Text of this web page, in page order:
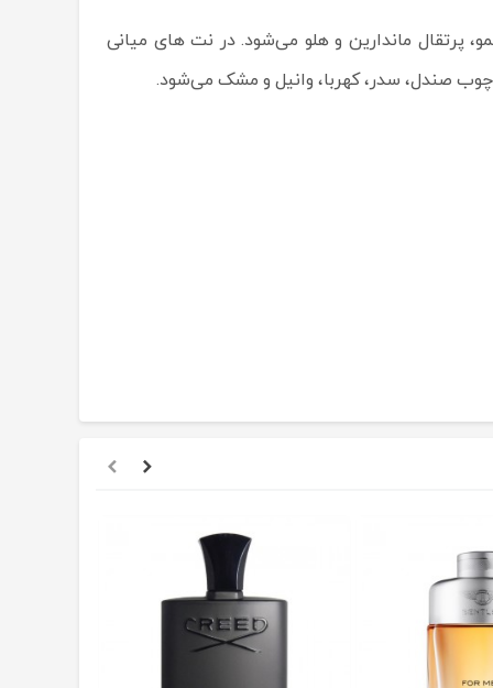
پرتقال ماندارین و هلو می‌شود. در نت های میانی
صندل، سدر، کهربا، وانیل و مشک می‌شود.